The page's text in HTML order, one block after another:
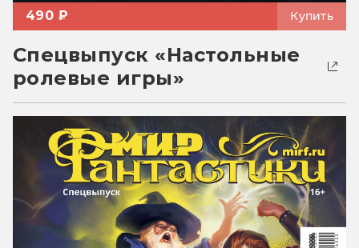
490 ₽ Купить
Спецвыпуск «Настольные
ролевые игры»